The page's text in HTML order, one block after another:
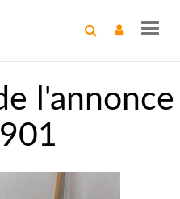
l'annonce